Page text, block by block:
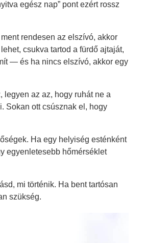
egész nap” pont ezért rossz
rendesen az elszívó, akkor
csukva tartod a fürdő ajtaját,
— és ha nincs elszívó, akkor egy
legyen az az, hogy ruhát ne a
Sokan ott csúsznak el, hogy
Ha egy helyiség esténként
egyenletesebb hőmérséklet
mi történik. Ha bent tartósan
szükség.